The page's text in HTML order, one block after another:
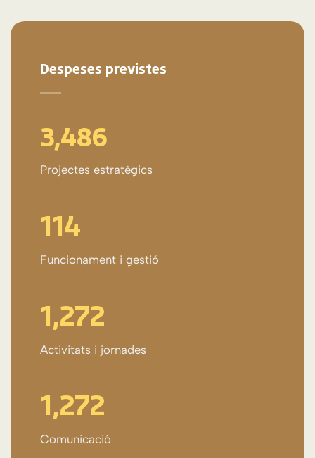
Despeses previstes
3,498
Projectes estratègics
115
Funcionament i gestió
1,292
Activitats i jornades
1,292
Comunicació